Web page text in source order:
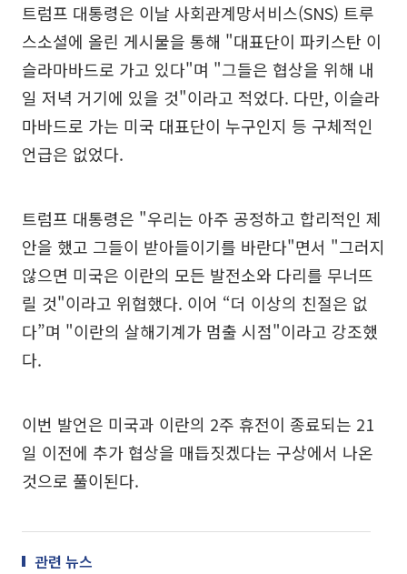
트럼프 대통령은 이날 사회관계망서비스(SNS) 트루
스소셜에 올린 게시물을 통해 "대표단이 파키스탄 이
슬라마바드로 가고 있다"며 "그들은 협상을 위해 내
일 저녁 거기에 있을 것"이라고 적었다. 다만, 이슬라
마바드로 가는 미국 대표단이 누구인지 등 구체적인
언급은 없었다.
트럼프 대통령은 "우리는 아주 공정하고 합리적인 제
안을 했고 그들이 받아들이기를 바란다"면서 "그러지
않으면 미국은 이란의 모든 발전소와 다리를 무너뜨
릴 것"이라고 위협했다. 이어 “더 이상의 친절은 없
다”며 "이란의 살해기계가 멈출 시점"이라고 강조했
다.
이번 발언은 미국과 이란의 2주 휴전이 종료되는 21
일 이전에 추가 협상을 매듭짓겠다는 구상에서 나온
것으로 풀이된다.
관련 뉴스